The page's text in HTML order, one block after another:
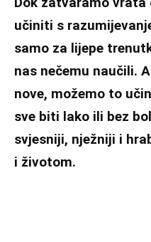
učiniti s
samo za lijepe
nas nečemu naučili.
nove, možemo to
sve biti lako ili bez
svjesniji, nježniji i
i životom.